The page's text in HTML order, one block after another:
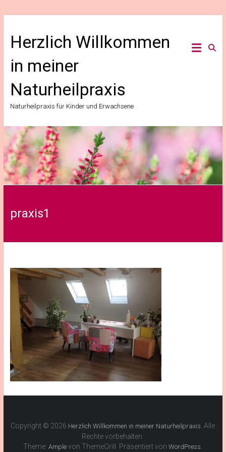
springen
Herzlich Willkommen
in meiner
Naturheilpraxis
Naturheilpraxis für Kinder und Erwachsene
praxis1
Copyright © 2026 Herzlich Willkommen in meiner Naturheilpraxis . Alle
Rechte vorbehalten.
Theme:Ample von ThemeGrill. Präsentiert vonWordPress